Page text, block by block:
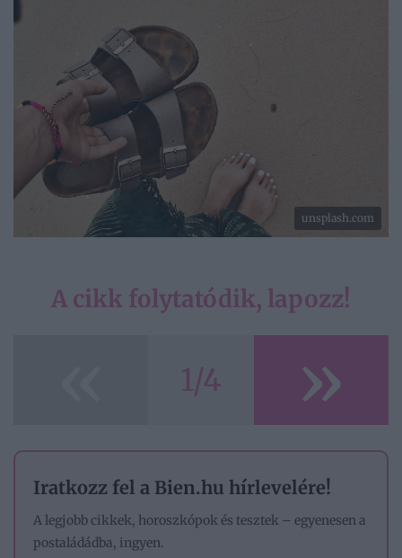
unsplash.com
A cikk folytatódik, lapozz!
1/4 »
Iratkozz fel a Bien.hu hírlevelére!
A legjobb cikkek, horoszkópok és tesztek – egyenesen a
postaládádba, ingyen.